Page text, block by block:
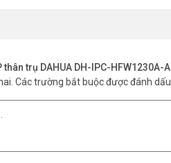
trụ DAHUA DH-IPC-HFW1230A-A
Các trường bắt buộc được đánh dấu